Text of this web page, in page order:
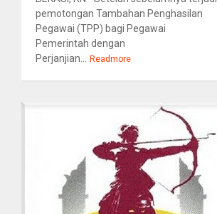
pemotongan Tambahan Penghasilan
Pegawai (TPP) bagi Pegawai
Pemerintah dengan
Perjanjian...
Readmore